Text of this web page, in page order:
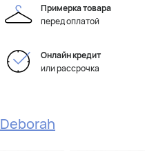
Примерка товара
перед оплатой
Онлайн кредит
или рассрочка
Deborah